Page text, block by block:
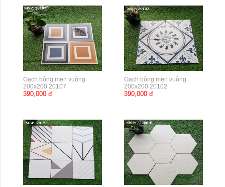
Gạch bông men vuông
200x200 20107
390,000 đ
Gạch bông men vuông
200x200 20102
390,000 đ